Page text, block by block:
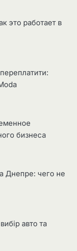
это работает в
бизнеса
Днепре: чего не
авто та